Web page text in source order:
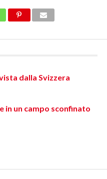
dalla Svizzera
in un campo sconfinato